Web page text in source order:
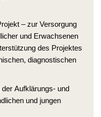
– zur Versorgung
und Erwachsenen
des Projektes
diagnostischen
der Aufklärungs- und
und jungen